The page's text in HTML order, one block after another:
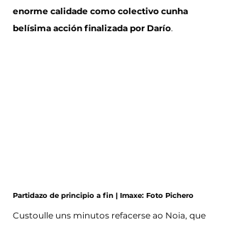
enorme calidade como colectivo cunha
belísima acción finalizada por Darío.
Partidazo de principio a fin | Imaxe: Foto Pichero
Custoulle uns minutos refacerse ao Noia, que